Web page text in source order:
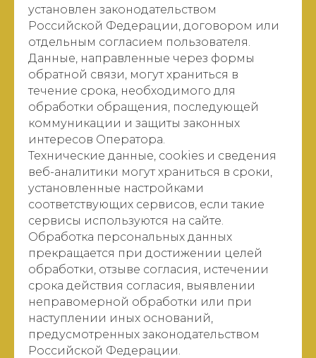
установлен законодательством
Российской Федерации, договором или
отдельным согласием пользователя.
Данные, направленные через формы
обратной связи, могут храниться в
течение срока, необходимого для
обработки обращения, последующей
коммуникации и защиты законных
интересов Оператора.
Технические данные, cookies и сведения
веб-аналитики могут храниться в сроки,
установленные настройками
соответствующих сервисов, если такие
сервисы используются на сайте.
Обработка персональных данных
прекращается при достижении целей
обработки, отзыве согласия, истечении
срока действия согласия, выявлении
неправомерной обработки или при
наступлении иных оснований,
предусмотренных законодательством
Российской Федерации.